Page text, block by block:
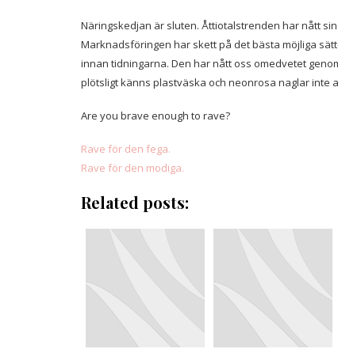
Näringskedjan är sluten. Åttiotalstrenden har nått
Marknadsföringen har skett på det bästa möjliga
innan tidningarna. Den har nått oss omedvetet
plötsligt känns plastväska och neonrosa naglar inte
Are you brave enough to rave?
Rave för den fega.
Rave för den modiga.
Related posts: